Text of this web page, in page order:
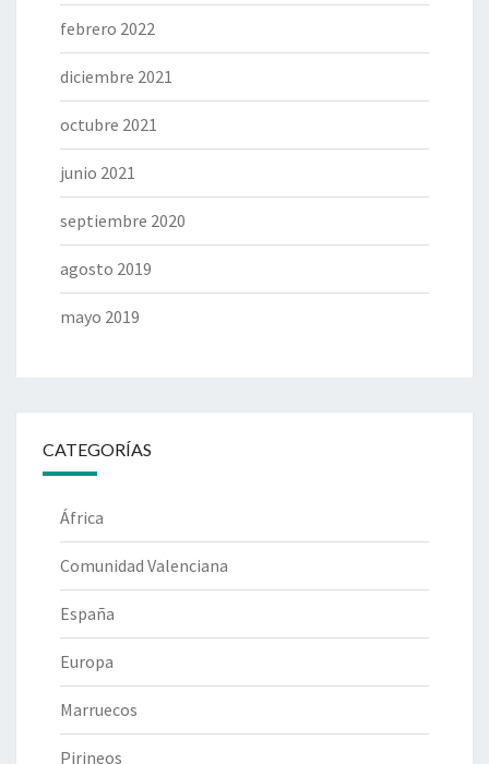
febrero 2022
diciembre 2021
octubre 2021
junio 2021
septiembre 2020
agosto 2019
mayo 2019
CATEGORÍAS
África
Comunidad Valenciana
España
Europa
Marruecos
Pirineos